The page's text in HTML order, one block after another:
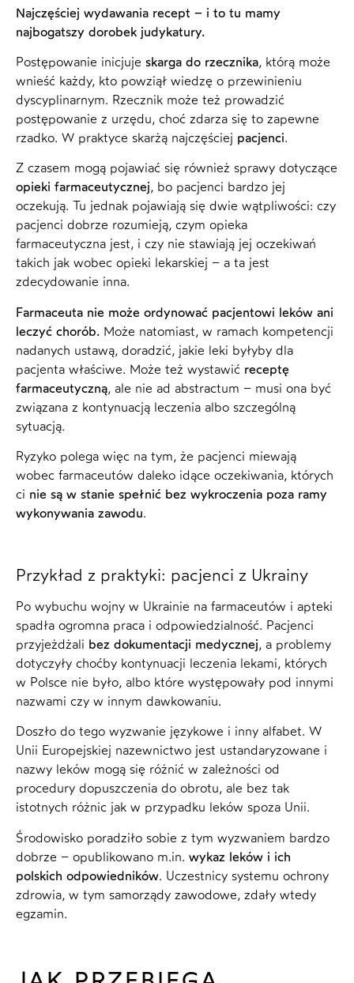
Najczęściej wydawania recept – i to tu mamy
najbogatszy dorobek judykatury.
Postępowanie inicjuje skarga do rzecznika, którą może
wnieść każdy, kto powziął wiedzę o przewinieniu
dyscyplinarnym. Rzecznik może też prowadzić
postępowanie z urzędu, choć zdarza się to zapewne
rzadko. W praktyce skarżą najczęściej pacjenci.
Z czasem mogą pojawiać się również sprawy dotyczące
opieki farmaceutycznej, bo pacjenci bardzo jej
oczekują. Tu jednak pojawiają się dwie wątpliwości: czy
pacjenci dobrze rozumieją, czym opieka
farmaceutyczna jest, i czy nie stawiają jej oczekiwań
takich jak wobec opieki lekarskiej – a ta jest
zdecydowanie inna.
Farmaceuta nie może ordynować pacjentowi leków ani
leczyć chorób. Może natomiast, w ramach kompetencji
nadanych ustawą, doradzić, jakie leki byłyby dla
pacjenta właściwe. Może też wystawić receptę
farmaceutyczną, ale nie ad abstractum – musi ona być
związana z kontynuacją leczenia albo szczególną
sytuacją.
Ryzyko polega więc na tym, że pacjenci miewają
wobec farmaceutów daleko idące oczekiwania, których
ci nie są w stanie spełnić bez wykroczenia poza ramy
wykonywania zawodu.
Przykład z praktyki: pacjenci z Ukrainy
Po wybuchu wojny w Ukrainie na farmaceutów i apteki
spadła ogromna praca i odpowiedzialność. Pacjenci
przyjeżdżali bez dokumentacji medycznej, a problemy
dotyczyły choćby kontynuacji leczenia lekami, których
w Polsce nie było, albo które występowały pod innymi
nazwami czy w innym dawkowaniu.
Doszło do tego wyzwanie językowe i inny alfabet. W
Unii Europejskiej nazewnictwo jest ustandaryzowane i
nazwy leków mogą się różnić w zależności od
procedury dopuszczenia do obrotu, ale bez tak
istotnych różnic jak w przypadku leków spoza Unii.
Środowisko poradziło sobie z tym wyzwaniem bardzo
dobrze – opublikowano m.in. wykaz leków i ich
polskich odpowiedników. Uczestnicy systemu ochrony
zdrowia, w tym samorządy zawodowe, zdały wtedy
egzamin.